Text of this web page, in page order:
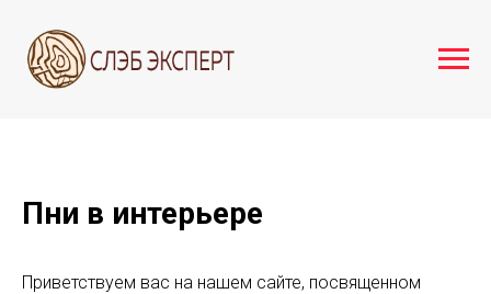
Пни в интерьере
Приветствуем вас на нашем сайте, посвященном